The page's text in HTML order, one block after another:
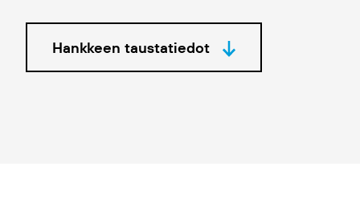
Hankkeen taustatiedot